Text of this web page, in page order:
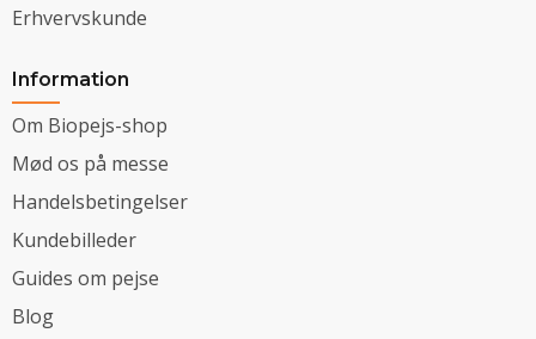
Erhvervskunde
Information
Om Biopejs-shop
Mød os på messe
Handelsbetingelser
Kundebilleder
Guides om pejse
Blog